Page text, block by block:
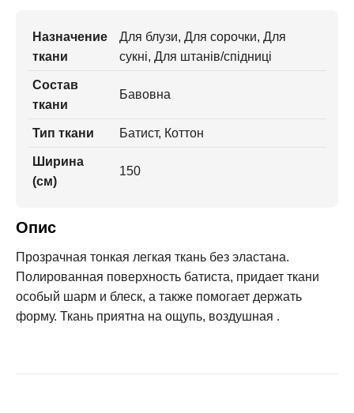
Назначение
ткани
Для блузи, Для сорочки, Для
сукні, Для штанів/спідниці
Состав
ткани
Бавовна
Тип ткани Батист, Коттон
Ширина
(см)
150
Опис
Прозрачная тонкая легкая ткань без эластана.
Полированная поверхность батиста, придает ткани
особый шарм и блеск, а также помогает держать
форму. Ткань приятна на ощупь, воздушная .